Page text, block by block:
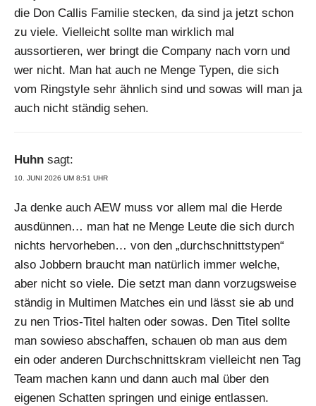
die Don Callis Familie stecken, da sind ja jetzt schon
zu viele. Vielleicht sollte man wirklich mal
aussortieren, wer bringt die Company nach vorn und
wer nicht. Man hat auch ne Menge Typen, die sich
vom Ringstyle sehr ähnlich sind und sowas will man ja
auch nicht ständig sehen.
Huhn sagt:
10. JUNI 2026 UM 8:51 UHR
Ja denke auch AEW muss vor allem mal die Herde
ausdünnen… man hat ne Menge Leute die sich durch
nichts hervorheben… von den „durchschnittstypen“
also Jobbern braucht man natürlich immer welche,
aber nicht so viele. Die setzt man dann vorzugsweise
ständig in Multimen Matches ein und lässt sie ab und
zu nen Trios-Titel halten oder sowas. Den Titel sollte
man sowieso abschaffen, schauen ob man aus dem
ein oder anderen Durchschnittskram vielleicht nen Tag
Team machen kann und dann auch mal über den
eigenen Schatten springen und einige entlassen.